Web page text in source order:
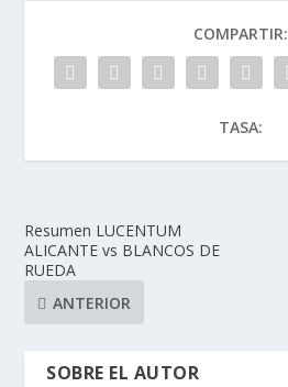
COMPARTIR:
TASA:
Resumen LUCENTUM
ALICANTE vs BLANCOS DE
RUEDA
ANTERIOR
SOBRE EL AUTOR